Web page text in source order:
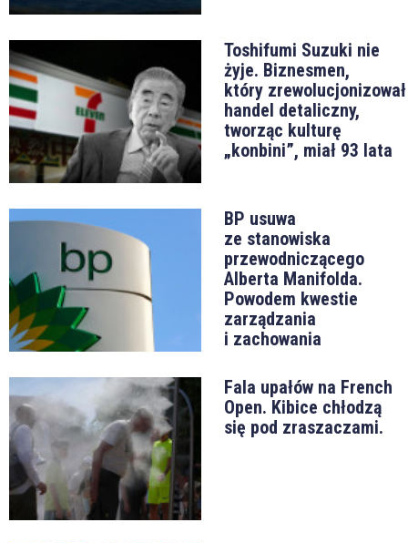
Toshifumi Suzuki nie
żyje. Biznesmen,
który zrewolucjonizował
handel detaliczny,
tworząc kulturę
„konbini”, miał 93 lata
BP usuwa
ze stanowiska
przewodniczącego
Alberta Manifolda.
Powodem kwestie
zarządzania
i zachowania
Fala upałów na French
Open. Kibice chłodzą
się pod zraszaczami.